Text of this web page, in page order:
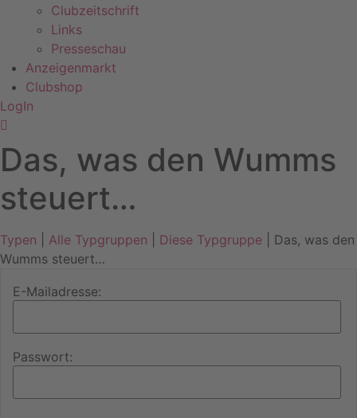
Clubzeitschrift
Links
Presseschau
Anzeigenmarkt
Clubshop
LogIn
Das, was den Wumms
steuert…
Typen Alle Typgruppen Diese Typgruppe | Das, was den
Wumms steuert…
E-Mailadresse:
Passwort: